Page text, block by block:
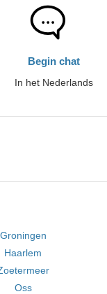
Begin chat
In het Nederlands
Groningen
Haarlem
Oss